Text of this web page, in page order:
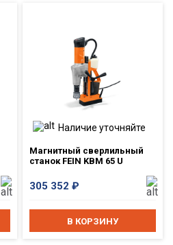
Наличие уточняйте
Магнитный сверлильный
станок FEIN KBM 65 U
305 352₽
В КОРЗИНУ